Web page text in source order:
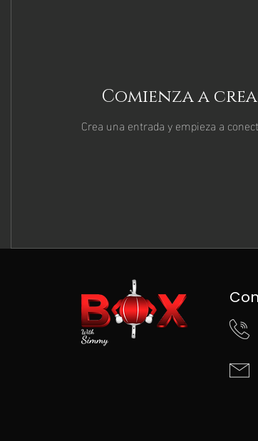
Comienza a
Crea una entrada y empieza a